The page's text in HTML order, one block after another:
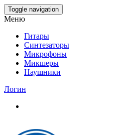
Skip
to
content
Toggle navigation
Меню
Гитары
Синтезаторы
Микрофоны
Микшеры
Наушники
Логин